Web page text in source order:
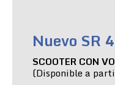
Nuevo SR
SCOOTER CON
(Disponible a